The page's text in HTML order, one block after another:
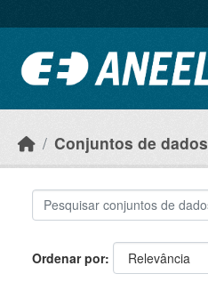
Conjuntos de dados
Ordenar por